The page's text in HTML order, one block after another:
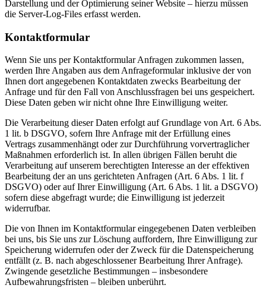
Darstellung und der Optimierung seiner Website – hierzu müssen
die Server-Log-Files erfasst werden.
Kontaktformular
Wenn Sie uns per Kontaktformular Anfragen zukommen lassen,
werden Ihre Angaben aus dem Anfrageformular inklusive der von
Ihnen dort angegebenen Kontaktdaten zwecks Bearbeitung der
Anfrage und für den Fall von Anschlussfragen bei uns gespeichert.
Diese Daten geben wir nicht ohne Ihre Einwilligung weiter.
Die Verarbeitung dieser Daten erfolgt auf Grundlage von Art. 6 Abs.
1 lit. b DSGVO, sofern Ihre Anfrage mit der Erfüllung eines
Vertrags zusammenhängt oder zur Durchführung vorvertraglicher
Maßnahmen erforderlich ist. In allen übrigen Fällen beruht die
Verarbeitung auf unserem berechtigten Interesse an der effektiven
Bearbeitung der an uns gerichteten Anfragen (Art. 6 Abs. 1 lit. f
DSGVO) oder auf Ihrer Einwilligung (Art. 6 Abs. 1 lit. a DSGVO)
sofern diese abgefragt wurde; die Einwilligung ist jederzeit
widerrufbar.
Die von Ihnen im Kontaktformular eingegebenen Daten verbleiben
bei uns, bis Sie uns zur Löschung auffordern, Ihre Einwilligung zur
Speicherung widerrufen oder der Zweck für die Datenspeicherung
entfällt (z. B. nach abgeschlossener Bearbeitung Ihrer Anfrage).
Zwingende gesetzliche Bestimmungen – insbesondere
Aufbewahrungsfristen – bleiben unberührt.